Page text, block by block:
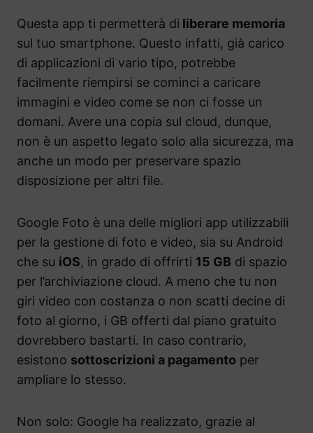
Questa app ti permetterà di liberare memoria
sul tuo smartphone. Questo infatti, già carico
di applicazioni di vario tipo, potrebbe
facilmente riempirsi se cominci a caricare
immagini e video come se non ci fosse un
domani. Avere una copia sul cloud, dunque,
non è un aspetto legato solo alla sicurezza, ma
anche un modo per preservare spazio
disposizione per altri file.
Google Foto è una delle migliori app utilizzabili
per la gestione di foto e video, sia su Android
che su iOS, in grado di offrirti 15 GB di spazio
per l’archiviazione cloud. A meno che tu non
giri video con costanza o non scatti decine di
foto al giorno, i GB offerti dal piano gratuito
dovrebbero bastarti. In caso contrario,
esistono sottoscrizioni a pagamento per
ampliare lo stesso.
Non solo: Google ha realizzato, grazie al